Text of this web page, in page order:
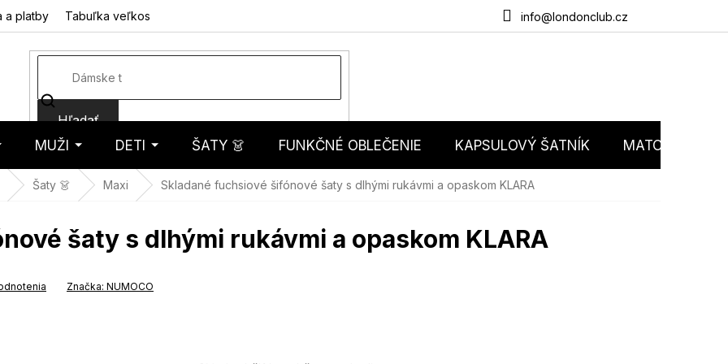
info@londonclub.cz
a platby Tabuľka veľkostí Obchodné podmienky Podmienky ochrany
Hľadať
MUŽI DETI ŠATY 👗 FUNKČNÉ OBLEČENIE KAPSULOVÝ ŠATNÍK MATCHY
Šaty 👗 Maxi Skladané fuchsiové šifónové šaty s dlhými rukávmi a opaskom KLARA
šaty s dlhými rukávmi a opaskom KLARA
Značka: NUMOCO